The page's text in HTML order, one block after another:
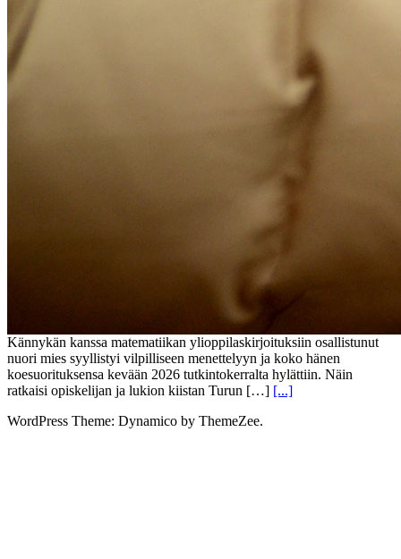
Kännykän kanssa matematiikan ylioppilaskirjoituksiin osallistunut
nuori mies syyllistyi vilpilliseen menettelyyn ja koko hänen
koesuorituksensa kevään 2026 tutkintokerralta hylättiin. Näin
ratkaisi opiskelijan ja lukion kiistan Turun […] [...]
WordPress Theme: Dynamico by ThemeZee.